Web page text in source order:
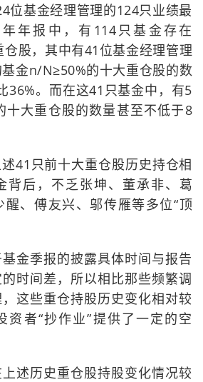
位基金经理管理的124只业绩最
年报中，有114只基金存在
股，其中有41位基金经理管理
金n/N≥50%的十大重仓股的数
36%。而在这41只基金中，有5
十大重仓股的数量甚至不低于8
41只前十大重仓股历史持仓相
背后，不乏张坤、董承非、葛
醒、傅友兴、邬传雁等多位“顶
金季报的披露具体时间与报告
时间差，所以相比那些频繁调
这些重仓持股历史变化相对较
资者“抄作业”提供了一定的空
述历史重仓股持股变化情况较